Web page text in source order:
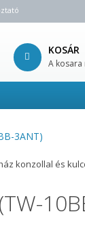
KOSÁR
A kosara
3ANT)
konzollal és